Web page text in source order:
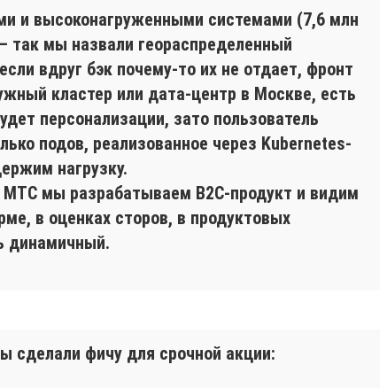
и высоконагруженными системами (7,6 млн
так мы назвали геораспределенный
вдруг бэк почему-то их не отдает, фронт
кластер или дата-центр в Москве, есть
персонализации, зато пользователь
подов, реализованное через Kubernetes-
нагрузку.
мы разрабатываем B2C-продукт и видим
в оценках сторов, в продуктовых
динамичный.
сделали фичу для срочной акции: